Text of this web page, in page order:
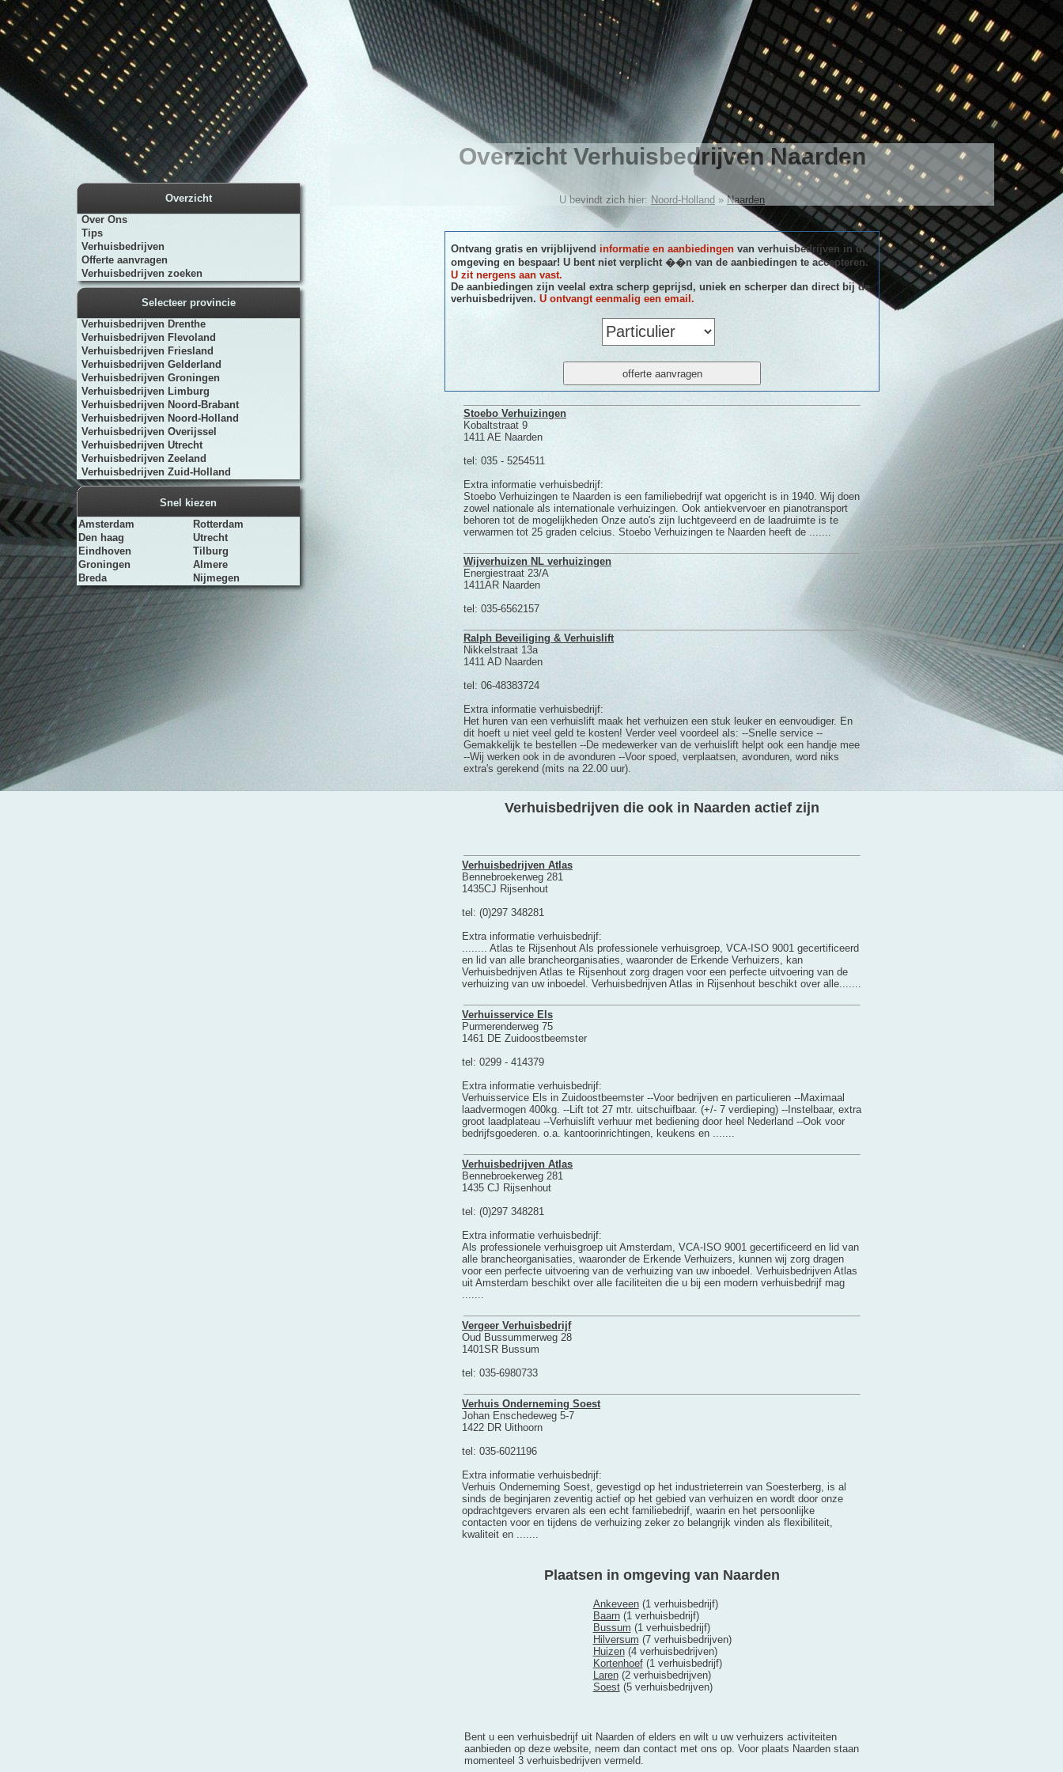
Overzicht
Over Ons
Tips
Verhuisbedrijven
Offerte aanvragen
Verhuisbedrijven zoeken
Selecteer provincie
Verhuisbedrijven Drenthe
Verhuisbedrijven Flevoland
Verhuisbedrijven Friesland
Verhuisbedrijven Gelderland
Verhuisbedrijven Groningen
Verhuisbedrijven Limburg
Verhuisbedrijven Noord-Brabant
Verhuisbedrijven Noord-Holland
Verhuisbedrijven Overijssel
Verhuisbedrijven Utrecht
Verhuisbedrijven Zeeland
Verhuisbedrijven Zuid-Holland
Snel kiezen
Amsterdam
Rotterdam
Den haag
Utrecht
Eindhoven
Tilburg
Groningen
Almere
Breda
Nijmegen
Overzicht Verhuisbedrijven Naarden
U bevindt zich hier: Noord-Holland »Naarden
Ontvang gratis en vrijblijvend informatie en aanbiedingen van verhuisbedrijven in uw
omgeving en bespaar! U bent niet verplicht ��n van de aanbiedingen te accepteren.
U zit nergens aan vast.
De aanbiedingen zijn veelal extra scherp geprijsd, uniek en scherper dan direct bij de
verhuisbedrijven. U ontvangt eenmalig een email.
Stoebo Verhuizingen
Kobaltstraat 9
1411 AE Naarden
tel: 035 - 5254511
Extra informatie verhuisbedrijf:
Stoebo Verhuizingen te Naarden is een familiebedrijf wat opgericht is in 1940. Wij doen
zowel nationale als internationale verhuizingen. Ook antiekvervoer en pianotransport
behoren tot de mogelijkheden Onze auto's zijn luchtgeveerd en de laadruimte is te
verwarmen tot 25 graden celcius. Stoebo Verhuizingen te Naarden heeft de .......
Wijverhuizen NL verhuizingen
Energiestraat 23/A
1411AR Naarden
tel: 035-6562157
Ralph Beveiliging & Verhuislift
Nikkelstraat 13a
1411 AD Naarden
tel: 06-48383724
Extra informatie verhuisbedrijf:
Het huren van een verhuislift maak het verhuizen een stuk leuker en eenvoudiger. En
dit hoeft u niet veel geld te kosten! Verder veel voordeel als: --Snelle service --
Gemakkelijk te bestellen --De medewerker van de verhuislift helpt ook een handje mee
--Wij werken ook in de avonduren --Voor spoed, verplaatsen, avonduren, word niks
extra's gerekend (mits na 22.00 uur).
Verhuisbedrijven die ook in Naarden actief zijn
Verhuisbedrijven Atlas
Bennebroekerweg 281
1435CJ Rijsenhout
tel: (0)297 348281
Extra informatie verhuisbedrijf:
........ Atlas te Rijsenhout Als professionele verhuisgroep, VCA-ISO 9001 gecertificeerd
en lid van alle brancheorganisaties, waaronder de Erkende Verhuizers, kan
Verhuisbedrijven Atlas te Rijsenhout zorg dragen voor een perfecte uitvoering van de
verhuizing van uw inboedel. Verhuisbedrijven Atlas in Rijsenhout beschikt over alle.......
Verhuisservice Els
Purmerenderweg 75
1461 DE Zuidoostbeemster
tel: 0299 - 414379
Extra informatie verhuisbedrijf:
Verhuisservice Els in Zuidoostbeemster --Voor bedrijven en particulieren --Maximaal
laadvermogen 400kg. --Lift tot 27 mtr. uitschuifbaar. (+/- 7 verdieping) --Instelbaar, extra
groot laadplateau --Verhuislift verhuur met bediening door heel Nederland --Ook voor
bedrijfsgoederen. o.a. kantoorinrichtingen, keukens en .......
Verhuisbedrijven Atlas
Bennebroekerweg 281
1435 CJ Rijsenhout
tel: (0)297 348281
Extra informatie verhuisbedrijf:
Als professionele verhuisgroep uit Amsterdam, VCA-ISO 9001 gecertificeerd en lid van
alle brancheorganisaties, waaronder de Erkende Verhuizers, kunnen wij zorg dragen
voor een perfecte uitvoering van de verhuizing van uw inboedel. Verhuisbedrijven Atlas
uit Amsterdam beschikt over alle faciliteiten die u bij een modern verhuisbedrijf mag
.......
Vergeer Verhuisbedrijf
Oud Bussummerweg 28
1401SR Bussum
tel: 035-6980733
Verhuis Onderneming Soest
Johan Enschedeweg 5-7
1422 DR Uithoorn
tel: 035-6021196
Extra informatie verhuisbedrijf:
Verhuis Onderneming Soest, gevestigd op het industrieterrein van Soesterberg, is al
sinds de beginjaren zeventig actief op het gebied van verhuizen en wordt door onze
opdrachtgevers ervaren als een echt familiebedrijf, waarin en het persoonlijke
contacten voor en tijdens de verhuizing zeker zo belangrijk vinden als flexibiliteit,
kwaliteit en .......
Plaatsen in omgeving van Naarden
Ankeveen(1 verhuisbedrijf)
Baarn(1 verhuisbedrijf)
Bussum (1 verhuisbedrijf)
Hilversum (7 verhuisbedrijven)
Huizen(4 verhuisbedrijven)
Kortenhoef(1 verhuisbedrijf)
Laren(2 verhuisbedrijven)
Soest(5 verhuisbedrijven)
Bent u een verhuisbedrijf uit Naarden of elders en wilt u uw verhuizers activiteiten
aanbieden op deze website, neem dan contact met ons op. Voor plaats Naarden staan
momenteel 3 verhuisbedrijven vermeld.